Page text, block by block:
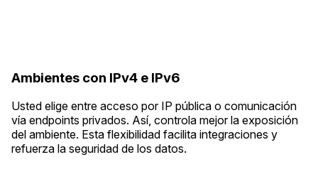
Ambientes con IPv4 e IPv6
Usted elige entre acceso por IP pública o comunicación
vía endpoints privados. Así, controla mejor la exposición
del ambiente. Esta flexibilidad facilita integraciones y
refuerza la seguridad de los datos.